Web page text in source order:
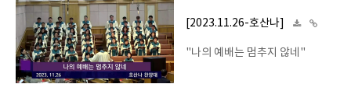
[2023.11.26-호산나]
"나의 예배는 멈추지 않네"